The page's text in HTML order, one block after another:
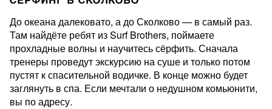
До океана далековато, а до Сколково — в самый раз.
Там найдёте ребят из Surf Brothers, поймаете
прохладные волны и научитесь сёрфить. Сначала
тренеры проведут экскурсию на суше и только потом
пустят к спасительной водичке. В конце можно будет
заглянуть в спа. Если мечтали о недушном комьюнити,
вы по адресу.